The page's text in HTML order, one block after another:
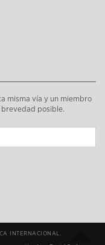
misma vía y un miembro
posible.
INTERNACIONAL.